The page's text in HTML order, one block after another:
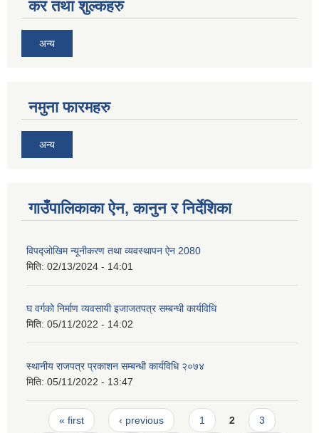
कर तथा शुल्कहरु
अन्य
नमुना फारमहरु
अन्य
गाउँपालिकाका ऐन, कानुन र निर्देशिका
विपद्जोखिम न्यूनीकरण तथा व्यवस्थापन ऐन 2080
मिति: 02/13/2024 - 14:01
घ वर्गको निर्माण व्यवसायी इजाजतपत्र सम्बन्धी कार्यविधि
मिति: 05/11/2022 - 14:02
स्थानीय राजपत्र प्रकाशन सम्बन्धी कार्यविधि २०७४
मिति: 05/11/2022 - 13:47
Pages
« first ‹ previous 1 2 3